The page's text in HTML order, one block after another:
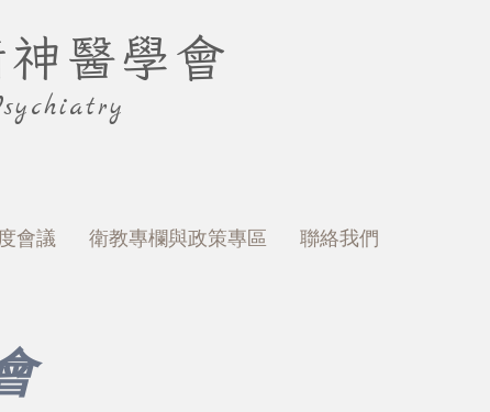
醫學會
會議 衛教專欄與政策專區 聯絡我們